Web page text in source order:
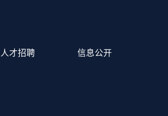
人才招聘 信息公开